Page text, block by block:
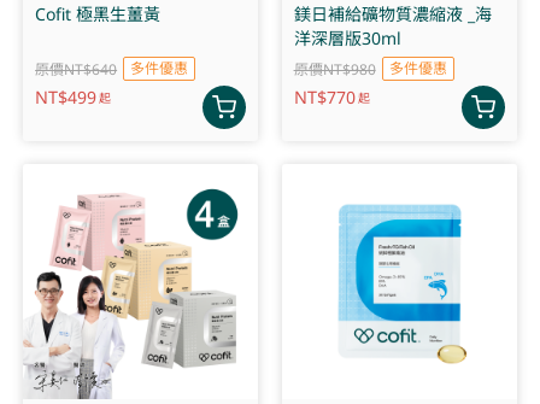
Cofit 極黑生薑黃
原價NT$640 多件優惠
NT$499起
鎂日補給礦物質濃縮液 _海
洋深層版30ml
原價NT$980 多件優惠
NT$770起